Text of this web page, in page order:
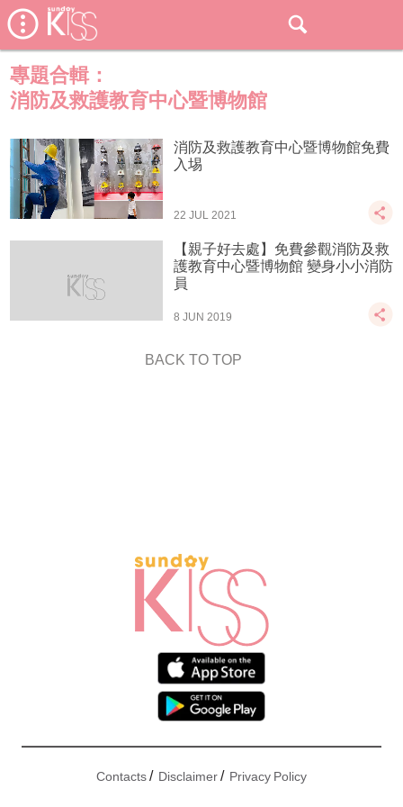
專題合輯：
消防及救護教育中心暨博物館
消防及救護教育中心暨博物館免費
入埸
22 JUL 2021
【親子好去處】免費參觀消防及救
護教育中心暨博物館 變身小小消防
員
8 JUN 2019
BACK TO TOP
Contacts/ Disclaimer/ Privacy Policy